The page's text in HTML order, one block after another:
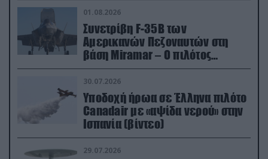
01.08.2026
Συνετρίβη F-35B των
Αμερικανών Πεζοναυτών στη
βάση Miramar – Ο πιλότος
εκτινάχθηκε εγκαίρως
30.07.2026
Υποδοχή ήρωα σε Έλληνα πιλότο
Canadair με «αψίδα νερού» στην
Ισπανία (βίντεο)
29.07.2026